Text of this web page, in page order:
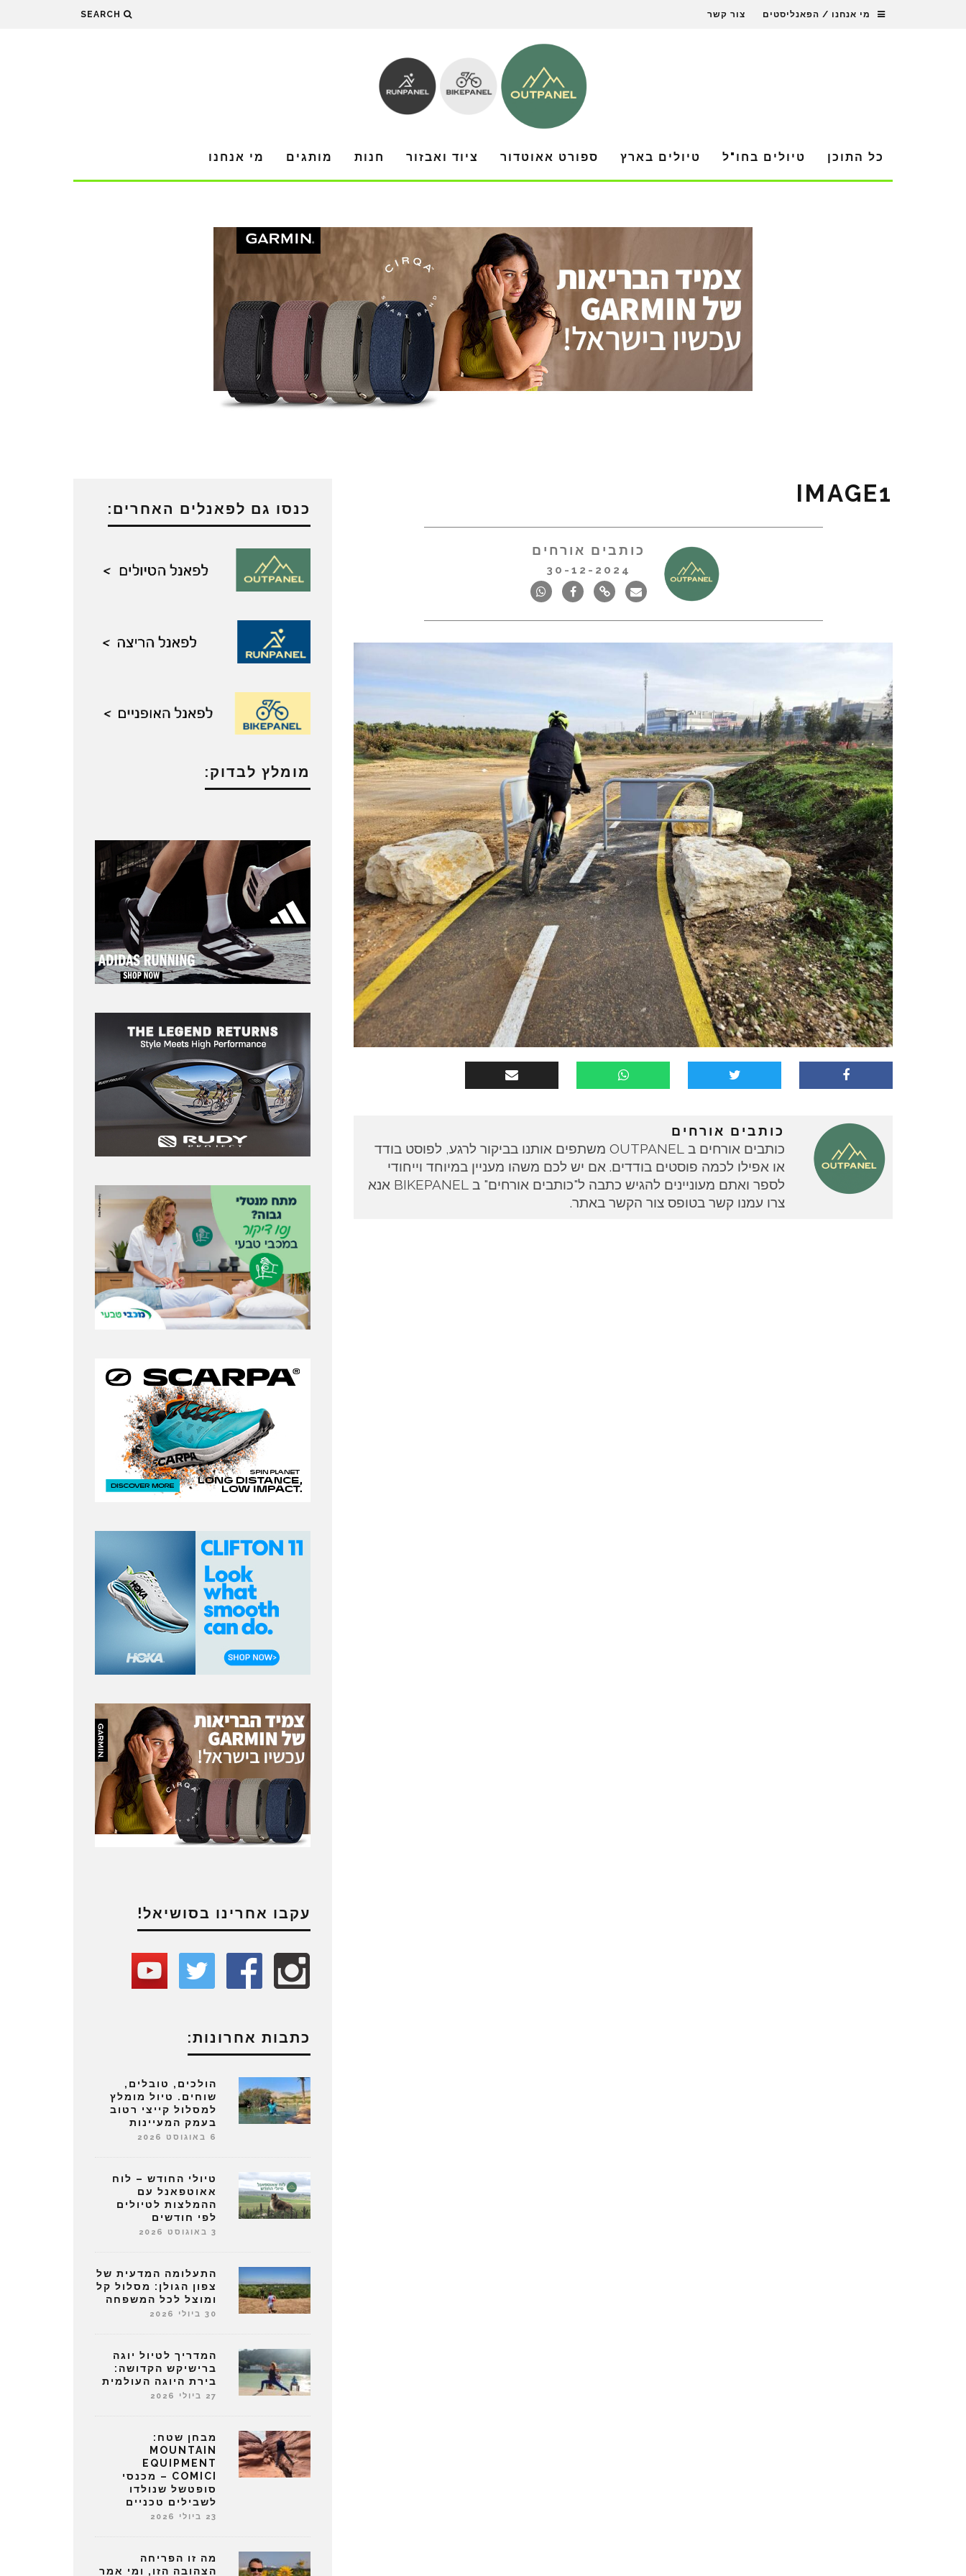
מי אנחנו / הפאנליסטים צור קשר SEARCH
כל התוכן טיולים בחו"ל טיולים בארץ ספורט אאוטדור ציוד ואבזור חנות מותגים מי אנחנו
IMAGE1
כותבים אורחים
30-12-2024
כותבים אורחים
כותבים אורחים ב OUTPANEL משתפים אותנו בביקור לרגע, לפוסט בודד
או אפילו לכמה פוסטים בודדים. אם יש לכם משהו מעניין במיוחד וייחודי
לספר ואתם מעוניינים להגיש כתבה ל"כותבים אורחים" ב BIKEPANEL אנא
צרו עמנו קשר בטופס צור הקשר באתר.
כנסו גם לפאנלים האחרים:
מומלץ לבדוק:
עקבו אחרינו בסושיאל!
כתבות אחרונות:
הולכים, טובלים,
שוחים. טיול מומלץ
למסלול קייצי רטוב
בעמק המעיינות
6 באוגוסט 2026
טיולי החודש – לוח
אאוטפאנל עם
ההמלצות לטיולים
לפי חודשים
3 באוגוסט 2026
התעלומה המדעית של
צפון הגולן: מסלול קל
ומוצל לכל המשפחה
30 ביולי 2026
המדריך לטיול יוגה
ברישיקש הקדושה:
בירת היוגה העולמית
27 ביולי 2026
מבחן שטח:
MOUNTAIN
EQUIPMENT
COMICI – מכנסי
סופטשל שנולדו
לשבילים טכניים
23 ביולי 2026
מה זו הפריחה
הצהובה הזו, ומי אמר